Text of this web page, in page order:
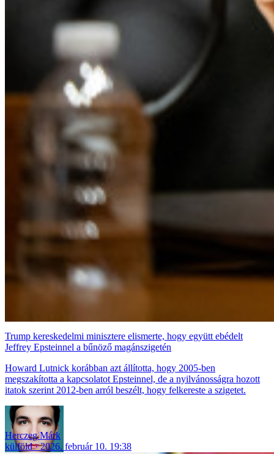
Trump kereskedelmi minisztere elismerte, hogy együtt ebédelt
Jeffrey Epsteinnel a bűnöző magánszigetén
Howard Lutnick korábban azt állította, hogy 2005-ben
megszakította a kapcsolatot Epsteinnel, de a nyilvánosságra hozott
itatok szerint 2012-ben arról beszélt, hogy felkereste a szigetet.
Herczeg Márk
külföld
2026. február 10. 19:38